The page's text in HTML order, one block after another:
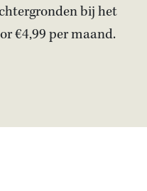
bij het
€4,99 per maand.